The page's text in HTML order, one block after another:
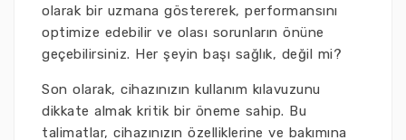
olarak bir uzmana göstererek, performansını
optimize edebilir ve olası sorunların önüne
geçebilirsiniz. Her şeyin başı sağlık, değil mi?
Son olarak, cihazınızın kullanım kılavuzunu
dikkate almak kritik bir öneme sahip. Bu
talimatlar, cihazınızın özelliklerine ve bakımına